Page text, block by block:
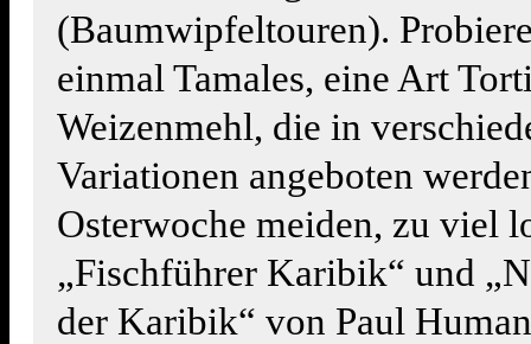
(Baumwipfeltouren).
einmal Tamales, eine Art
Weizenmehl, die in
Variationen angeboten
Osterwoche meiden, zu viel
„Fischführer Karibik“ und
der Karibik“ von Paul